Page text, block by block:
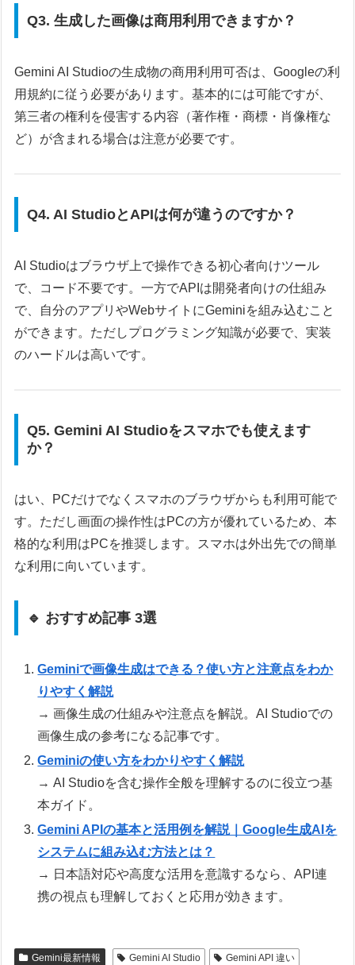
Q3. 生成した画像は商用利用できますか？
Gemini AI Studioの生成物の商用利用可否は、Googleの利
用規約に従う必要があります。基本的には可能ですが、
第三者の権利を侵害する内容（著作権・商標・肖像権な
ど）が含まれる場合は注意が必要です。
Q4. AI StudioとAPIは何が違うのですか？
AI Studioはブラウザ上で操作できる初心者向けツール
で、コード不要です。一方でAPIは開発者向けの仕組み
で、自分のアプリやWebサイトにGeminiを組み込むこと
ができます。ただしプログラミング知識が必要で、実装
のハードルは高いです。
Q5. Gemini AI Studioをスマホでも使えます
か？
はい、PCだけでなくスマホのブラウザからも利用可能で
す。ただし画面の操作性はPCの方が優れているため、本
格的な利用はPCを推奨します。スマホは外出先での簡単
な利用に向いています。
🔹 おすすめ記事 3選
Geminiで画像生成はできる？使い方と注意点をわか
りやすく解説
→ 画像生成の仕組みや注意点を解説。AI Studioでの
画像生成の参考になる記事です。
Geminiの使い方をわかりやすく解説
→ AI Studioを含む操作全般を理解するのに役立つ基
本ガイド。
Gemini APIの基本と活用例を解説｜Google生成AIを
システムに組み込む方法とは？
→ 日本語対応や高度な活用を意識するなら、API連
携の視点も理解しておくと応用が効きます。
Gemini最新情報 Gemini AI Studio
Gemini API 違い